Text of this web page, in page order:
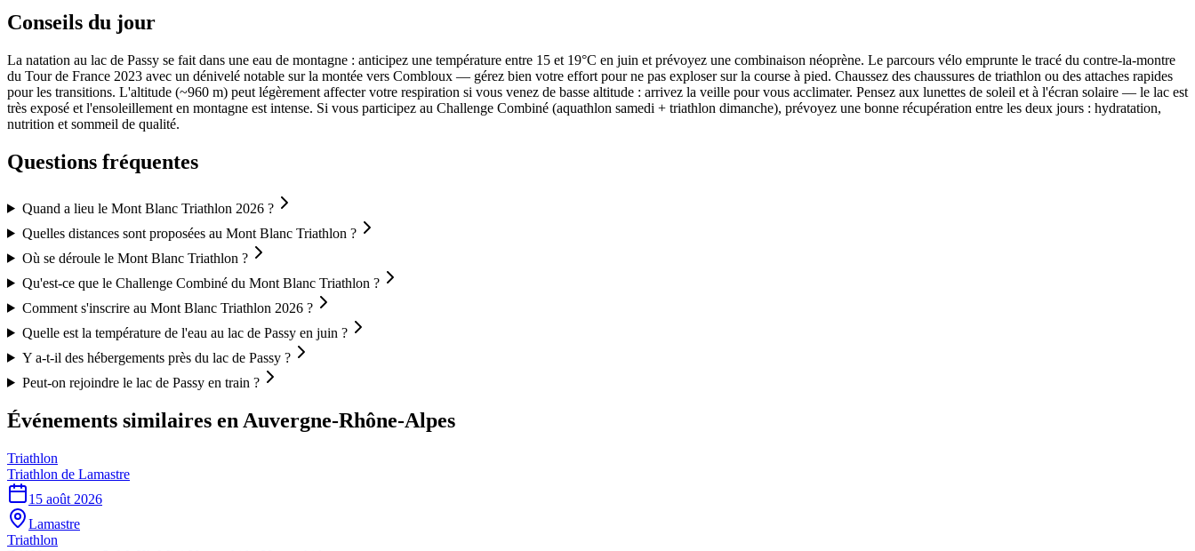
Conseils du jour
La natation au lac de Passy se fait dans une eau de montagne : anticipez une température entre 15 et 19°C en juin et prévoyez une combinaison néoprène. Le parcours vélo emprunte le tracé du contre-la-montre
du Tour de France 2023 avec un dénivelé notable sur la montée vers Combloux — gérez bien votre effort pour ne pas exploser sur la course à pied. Chaussez des chaussures de triathlon ou des attaches rapides
pour les transitions. L'altitude (~960 m) peut légèrement affecter votre respiration si vous venez de basse altitude : arrivez la veille pour vous acclimater. Pensez aux lunettes de soleil et à l'écran solaire — le lac est
très exposé et l'ensoleillement en montagne est intense. Si vous participez au Challenge Combiné (aquathlon samedi + triathlon dimanche), prévoyez une bonne récupération entre les deux jours : hydratation,
nutrition et sommeil de qualité.
Questions fréquentes
Quand a lieu le Mont Blanc Triathlon 2026 ?
Quelles distances sont proposées au Mont Blanc Triathlon ?
Où se déroule le Mont Blanc Triathlon ?
Qu'est-ce que le Challenge Combiné du Mont Blanc Triathlon ?
Comment s'inscrire au Mont Blanc Triathlon 2026 ?
Quelle est la température de l'eau au lac de Passy en juin ?
Y a-t-il des hébergements près du lac de Passy ?
Peut-on rejoindre le lac de Passy en train ?
Événements similaires en Auvergne-Rhône-Alpes
Triathlon
Triathlon de Lamastre
15 août 2026
Lamastre
Triathlon